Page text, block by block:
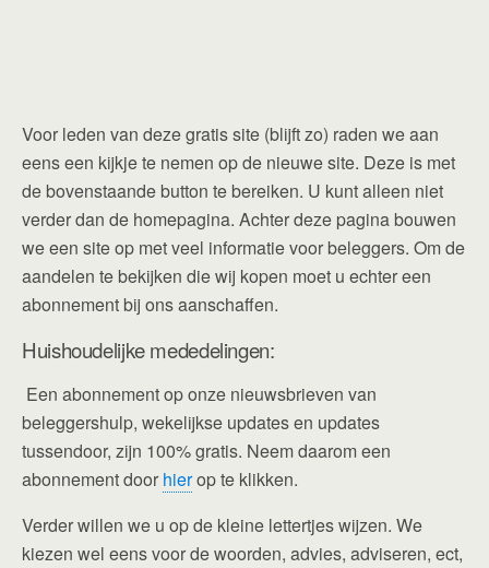
Voor leden van deze gratis site (blijft zo) raden we aan
eens een kijkje te nemen op de nieuwe site. Deze is met
de bovenstaande button te bereiken. U kunt alleen niet
verder dan de homepagina. Achter deze pagina bouwen
we een site op met veel informatie voor beleggers. Om de
aandelen te bekijken die wij kopen moet u echter een
abonnement bij ons aanschaffen.
Huishoudelijke mededelingen:
Een abonnement op onze nieuwsbrieven van
beleggershulp, wekelijkse updates en updates
tussendoor, zijn 100% gratis. Neem daarom een
abonnement door hierop te klikken.
Verder willen we u op de kleine lettertjes wijzen. We
kiezen wel eens voor de woorden, advies, adviseren, ect,